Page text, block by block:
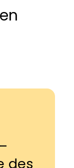
des